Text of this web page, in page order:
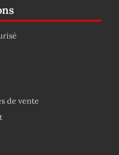
de vente